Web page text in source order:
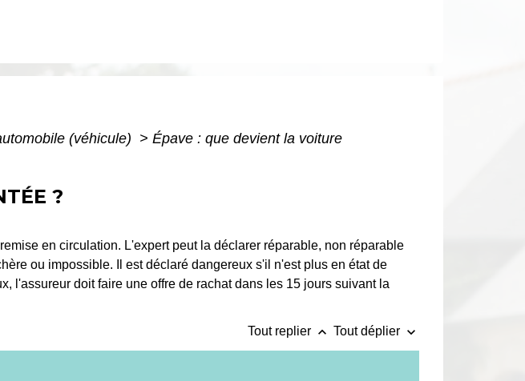
(véhicule) > Épave : que devient la voiture
?
en circulation. L'expert peut la déclarer réparable, non réparable
ou impossible. Il est déclaré dangereux s'il n'est plus en état de
l'assureur doit faire une offre de rachat dans les 15 jours suivant la
Tout replier keyboard_arrow_up Tout déplier keyboard_arrow_down